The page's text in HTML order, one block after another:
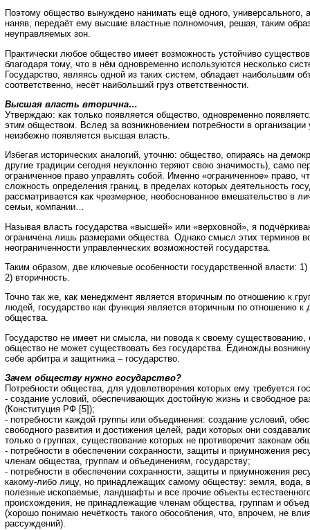
Поэтому общество вынуждено нанимать ещё одного, универсального,
наняв, передаёт ему высшие властные полномочия, решая, таким
неуправляемых зон.
Практически любое общество имеет возможность устойчиво
благодаря тому, что в нём одновременно используются несколько
Государство, являясь одной из таких систем, обладает наибольшим
соответственно, несёт наибольший груз ответственности.
Высшая власть вторична…
Утверждаю: как только появляется общество, одновременно
этим обществом. Вслед за возникновением потребности в
неизбежно появляется высшая власть.
Избегая исторических аналогий, уточню: общество, опираясь на
другие традиции сегодня неуклонно теряют свою значимость), само
ограниченное право управлять собой. Именно «ограниченное» право,
сложность определения границ, в пределах которых деятельность
рассматривается как чрезмерное, необоснованное вмешательство в
семьи, компании…
Называя власть государства «высшей» или «верховной», я
ограничена лишь размерами общества. Однако смысл этих терминов
неограниченности управленческих возможностей государства.
Таким образом, две ключевые особенности государственной власти: 1)
2) вторичность.
Точно так же, как менеджмент является вторичным по отношению к
людей, государство как функция является вторичным по отношению к
общества.
Государство не имеет ни смысла, ни повода к своему существованию,
общество не может существовать без государства. Единожды
себе арбитра и защитника – государство.
Зачем обществу нужно государство?
Потребности общества, для удовлетворения которых ему требуется
- создание условий, обеспечивающих достойную жизнь и свободное
(Конституция РФ [5]);
- потребности каждой группы или объединения: создание условий,
свободного развития и достижения целей, ради которых они
только о группах, существование которых не противоречит законам
- потребности в обеспечении сохранности, защиты и приумножения
членам общества, группам и объединениям, государству;
- потребности в обеспечении сохранности, защиты и приумножения
какому-либо лицу, но принадлежащих самому обществу: земля, вода,
полезные ископаемые, ландшафты и все прочие объекты
происхождения, не принадлежащие членам общества, группам и
(хорошо понимаю нечёткость такого обособления, что, впрочем, не
рассуждений).